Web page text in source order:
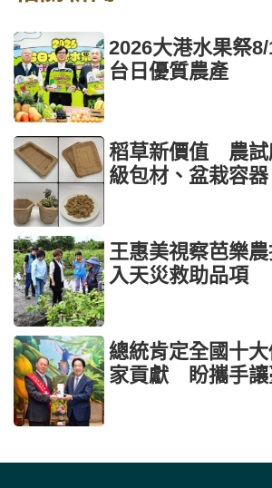
2026大港水果祭
台日優質農產
稻草新價值 農試
級包材、盆栽容器
王惠美視察芭樂
入天災救助品項
總統肯定全國十
家貢獻 盼攜手讓